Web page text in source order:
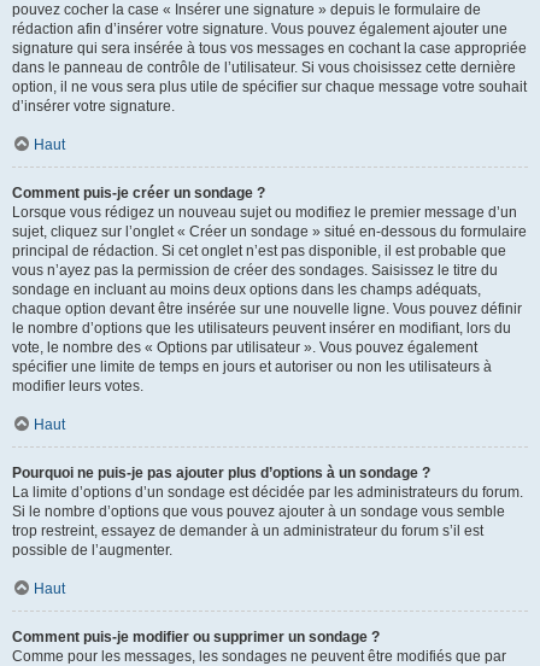
pouvez cocher la case « Insérer une signature » depuis le formulaire de
rédaction afin d’insérer votre signature. Vous pouvez également ajouter une
signature qui sera insérée à tous vos messages en cochant la case appropriée
dans le panneau de contrôle de l’utilisateur. Si vous choisissez cette dernière
option, il ne vous sera plus utile de spécifier sur chaque message votre souhait
d’insérer votre signature.
Haut
Comment puis-je créer un sondage ?
Lorsque vous rédigez un nouveau sujet ou modifiez le premier message d’un
sujet, cliquez sur l’onglet « Créer un sondage » situé en-dessous du formulaire
principal de rédaction. Si cet onglet n’est pas disponible, il est probable que
vous n’ayez pas la permission de créer des sondages. Saisissez le titre du
sondage en incluant au moins deux options dans les champs adéquats,
chaque option devant être insérée sur une nouvelle ligne. Vous pouvez définir
le nombre d’options que les utilisateurs peuvent insérer en modifiant, lors du
vote, le nombre des « Options par utilisateur ». Vous pouvez également
spécifier une limite de temps en jours et autoriser ou non les utilisateurs à
modifier leurs votes.
Haut
Pourquoi ne puis-je pas ajouter plus d’options à un sondage ?
La limite d’options d’un sondage est décidée par les administrateurs du forum.
Si le nombre d’options que vous pouvez ajouter à un sondage vous semble
trop restreint, essayez de demander à un administrateur du forum s’il est
possible de l’augmenter.
Haut
Comment puis-je modifier ou supprimer un sondage ?
Comme pour les messages, les sondages ne peuvent être modifiés que par